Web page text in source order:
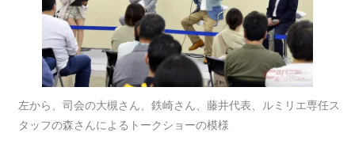
左から、司会の大槻さん、鉄崎さん、藤井代表、ルミリエ専任ス
タッフの森さんによるトークショーの模様